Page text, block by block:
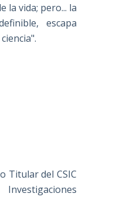
la vida; pero... la
escapa
Titular del CSIC